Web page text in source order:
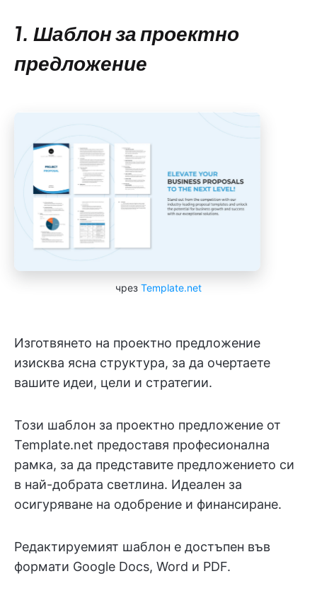
1. Шаблон за проектно
предложение
чрез Template.net
Изготвянето на проектно предложение
изисква ясна структура, за да очертаете
вашите идеи, цели и стратегии.
Този шаблон за проектно предложение от
Template.net предоставя професионална
рамка, за да представите предложението си
в най-добрата светлина. Идеален за
осигуряване на одобрение и финансиране.
Редактируемият шаблон е достъпен във
формати Google Docs, Word и PDF.